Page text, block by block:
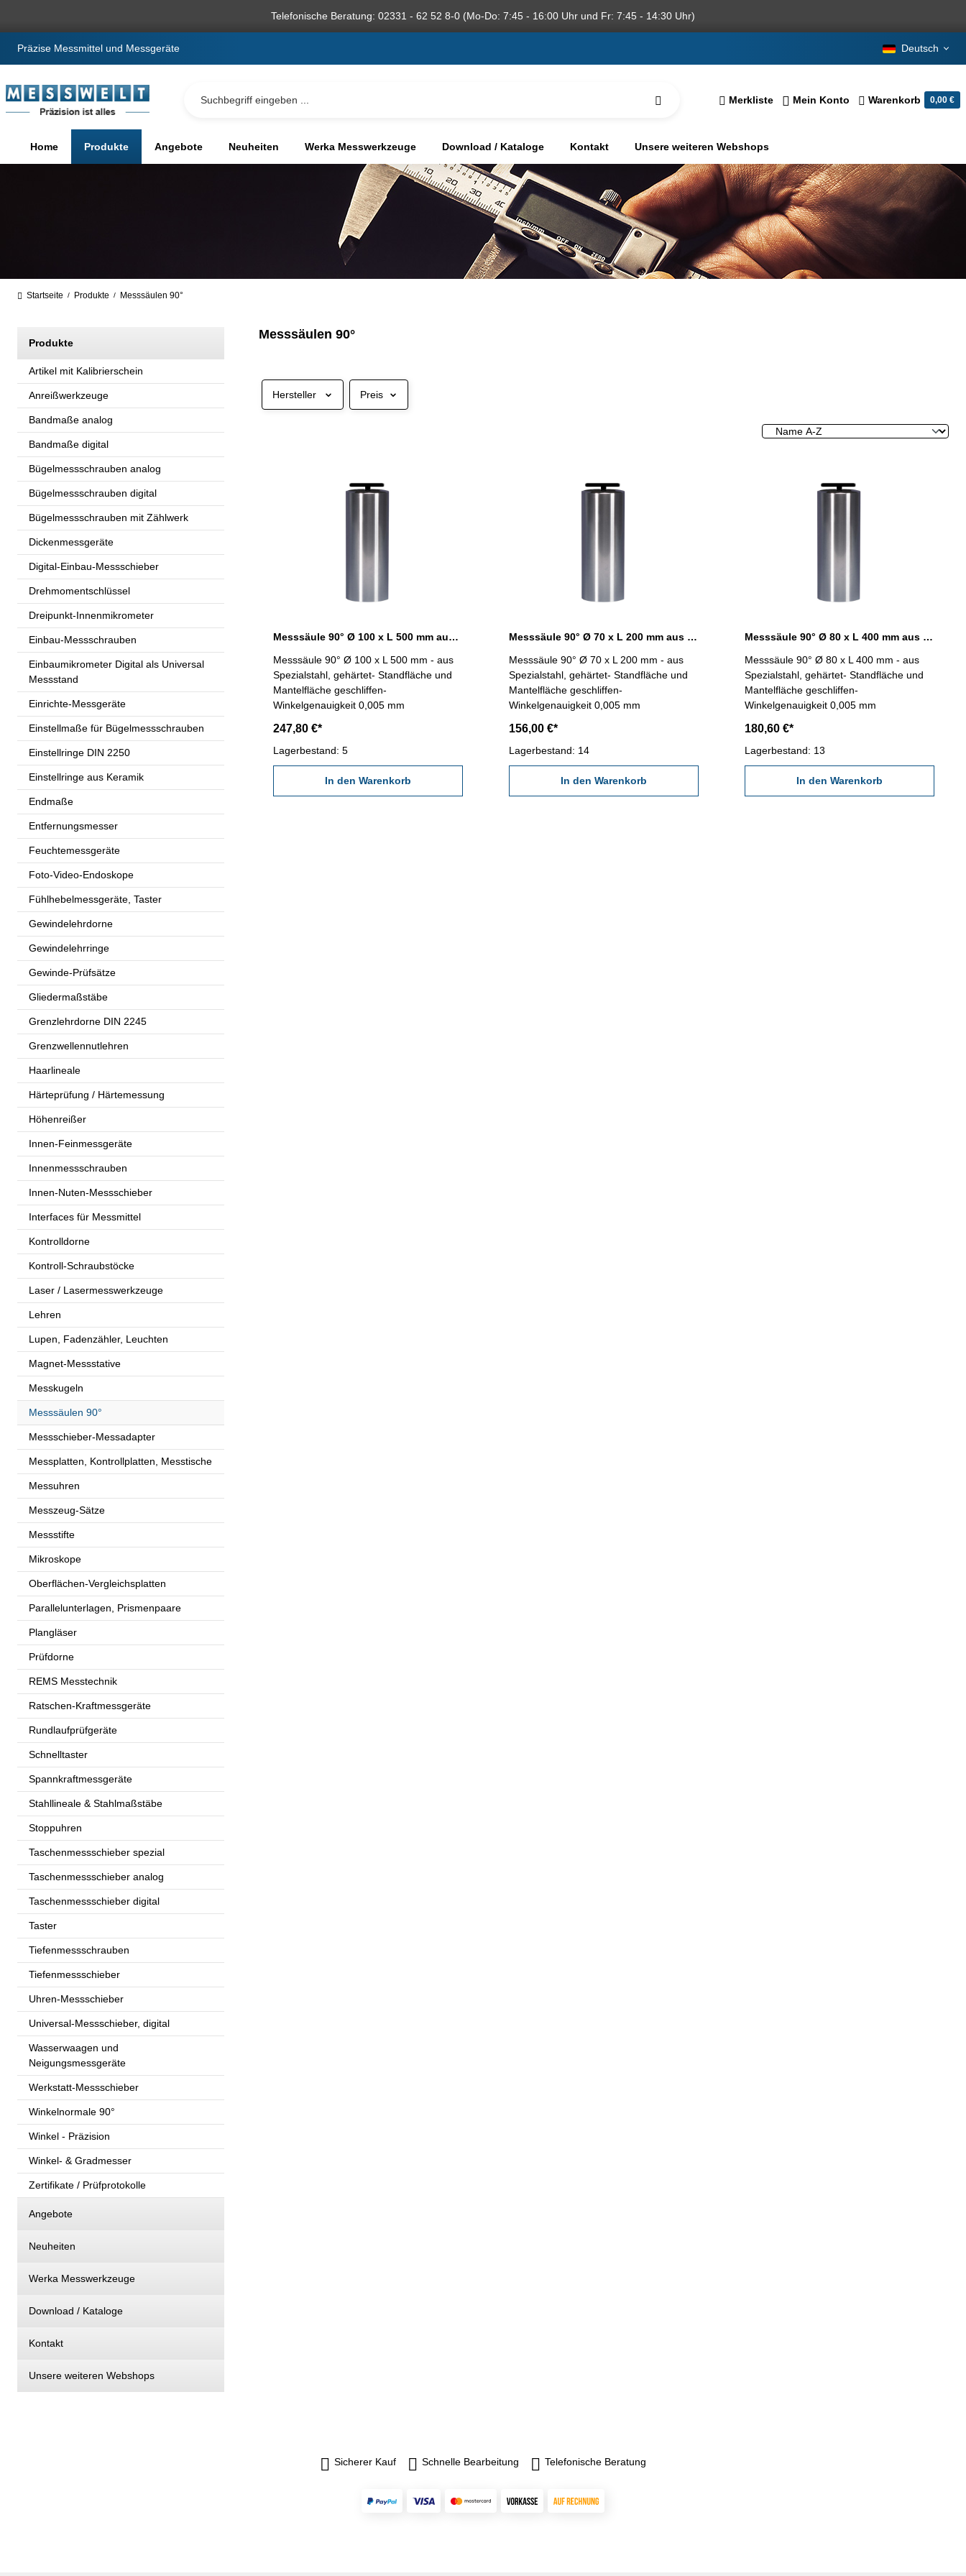
Telefonische Beratung: 02331 - 62 52 8-0 (Mo-Do: 7:45 - 16:00 Uhr und Fr: 7:45 - 14:30 Uhr)
Präzise Messmittel und Messgeräte Deutsch
Merkliste Mein Konto Warenkorb 0,00 €
Home Produkte Angebote Neuheiten Werka Messwerkzeuge Download / Kataloge Kontakt Unsere weiteren Webshops
Startseite / Produkte / Messsäulen 90°
Produkte
Artikel mit Kalibrierschein
Anreißwerkzeuge
Bandmaße analog
Bandmaße digital
Bügelmessschrauben analog
Bügelmessschrauben digital
Bügelmessschrauben mit Zählwerk
Dickenmessgeräte
Digital-Einbau-Messschieber
Drehmomentschlüssel
Dreipunkt-Innenmikrometer
Einbau-Messschrauben
Einbaumikrometer Digital als Universal
Messstand
Einrichte-Messgeräte
Einstellmaße für Bügelmessschrauben
Einstellringe DIN 2250
Einstellringe aus Keramik
Endmaße
Entfernungsmesser
Feuchtemessgeräte
Foto-Video-Endoskope
Fühlhebelmessgeräte, Taster
Gewindelehrdorne
Gewindelehrringe
Gewinde-Prüfsätze
Gliedermaßstäbe
Grenzlehrdorne DIN 2245
Grenzwellennutlehren
Haarlineale
Härteprüfung / Härtemessung
Höhenreißer
Innen-Feinmessgeräte
Innenmessschrauben
Innen-Nuten-Messschieber
Interfaces für Messmittel
Kontrolldorne
Kontroll-Schraubstöcke
Laser / Lasermesswerkzeuge
Lehren
Lupen, Fadenzähler, Leuchten
Magnet-Messstative
Messkugeln
Messsäulen 90°
Messschieber-Messadapter
Messplatten, Kontrollplatten, Messtische
Messuhren
Messzeug-Sätze
Messstifte
Mikroskope
Oberflächen-Vergleichsplatten
Parallelunterlagen, Prismenpaare
Plangläser
Prüfdorne
REMS Messtechnik
Ratschen-Kraftmessgeräte
Rundlaufprüfgeräte
Schnelltaster
Spannkraftmessgeräte
Stahllineale & Stahlmaßstäbe
Stoppuhren
Taschenmessschieber spezial
Taschenmessschieber analog
Taschenmessschieber digital
Taster
Tiefenmessschrauben
Tiefenmessschieber
Uhren-Messschieber
Universal-Messschieber, digital
Wasserwaagen und
Neigungsmessgeräte
Werkstatt-Messschieber
Winkelnormale 90°
Winkel - Präzision
Winkel- & Gradmesser
Zertifikate / Prüfprotokolle
Angebote
Neuheiten
Werka Messwerkzeuge
Download / Kataloge
Kontakt
Unsere weiteren Webshops
Messsäulen 90°
Hersteller Preis
Messsäule 90° Ø 100 x L 500 mm aus Spezialstahl
Messsäule 90° Ø 100 x L 500 mm - aus
Spezialstahl, gehärtet- Standfläche und
Mantelfläche geschliffen-
Winkelgenauigkeit 0,005 mm
247,80 €*
Lagerbestand: 5
In den Warenkorb
Messsäule 90° Ø 70 x L 200 mm aus Spezialstahl
Messsäule 90° Ø 70 x L 200 mm - aus
Spezialstahl, gehärtet- Standfläche und
Mantelfläche geschliffen-
Winkelgenauigkeit 0,005 mm
156,00 €*
Lagerbestand: 14
In den Warenkorb
Messsäule 90° Ø 80 x L 400 mm aus Spezialstahl
Messsäule 90° Ø 80 x L 400 mm - aus
Spezialstahl, gehärtet- Standfläche und
Mantelfläche geschliffen-
Winkelgenauigkeit 0,005 mm
180,60 €*
Lagerbestand: 13
In den Warenkorb
Sicherer Kauf Schnelle Bearbeitung Telefonische Beratung